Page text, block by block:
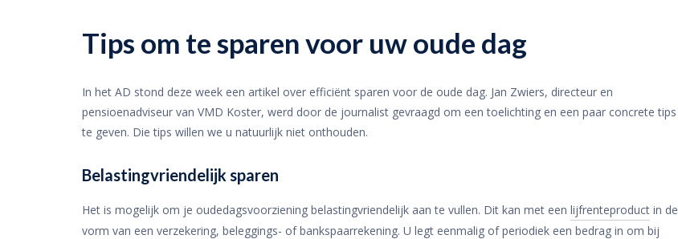
Tips om te sparen voor uw oude dag
In het AD stond deze week een artikel over efficiënt sparen voor de oude dag. Jan Zwiers, directeur en
pensioenadviseur van VMD Koster, werd door de journalist gevraagd om een toelichting en een paar concrete tips
te geven. Die tips willen we u natuurlijk niet onthouden.
Belastingvriendelijk sparen
Het is mogelijk om je oudedagsvoorziening belastingvriendelijk aan te vullen. Dit kan met een lijfrenteproduct in de
vorm van een verzekering, beleggings- of bankspaarrekening. U legt eenmalig of periodiek een bedrag in om bij